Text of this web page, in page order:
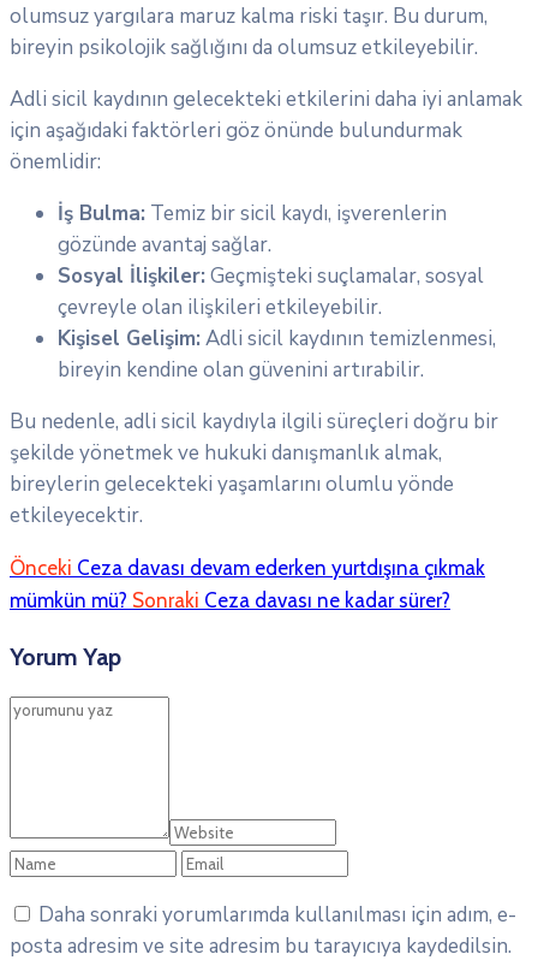
olumsuz yargılara maruz kalma riski taşır. Bu durum,
bireyin psikolojik sağlığını da olumsuz etkileyebilir.
Adli sicil kaydının gelecekteki etkilerini daha iyi anlamak
için aşağıdaki faktörleri göz önünde bulundurmak
önemlidir:
İş Bulma: Temiz bir sicil kaydı, işverenlerin
gözünde avantaj sağlar.
Sosyal İlişkiler: Geçmişteki suçlamalar, sosyal
çevreyle olan ilişkileri etkileyebilir.
Kişisel Gelişim: Adli sicil kaydının temizlenmesi,
bireyin kendine olan güvenini artırabilir.
Bu nedenle, adli sicil kaydıyla ilgili süreçleri doğru bir
şekilde yönetmek ve hukuki danışmanlık almak,
bireylerin gelecekteki yaşamlarını olumlu yönde
etkileyecektir.
Önceki Ceza davası devam ederken yurtdışına çıkmak
mümkün mü? Sonraki Ceza davası ne kadar sürer?
Yorum Yap
Daha sonraki yorumlarımda kullanılması için adım, e-
posta adresim ve site adresim bu tarayıcıya kaydedilsin.